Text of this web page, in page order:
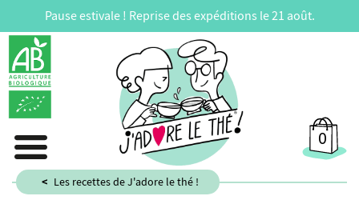
Pause estivale ! Reprise des expéditions le 21 août.
0
Les recettes de J'adore le thé !